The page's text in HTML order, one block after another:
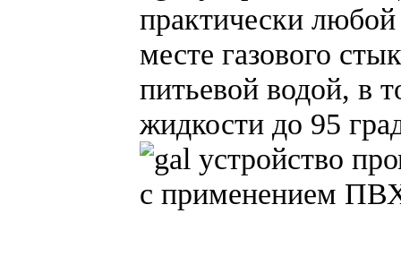
практически
месте газового
питьевой водой, в
жидкости до 95
устройство
с применением